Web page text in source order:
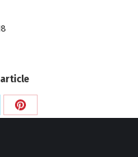
Partager